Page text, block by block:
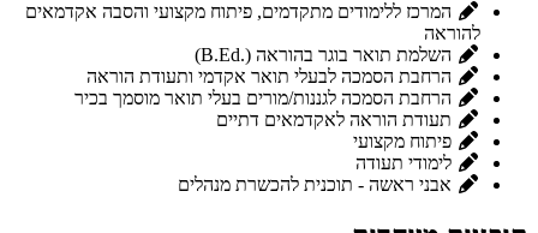
המרכז ללימודים מתקדמים, פיתוח מקצועי והסבה אקדמאים
להוראה
השלמת תואר בוגר בהוראה (.B.Ed)
הרחבת הסמכה לבעלי תואר אקדמי ותעודת הוראה
הרחבת הסמכה לגננות/מורים בעלי תואר מוסמך בכיר
תעודת הוראה לאקדמאים דתיים
פיתוח מקצועי
לימודי תעודה
אבני ראשה - תוכנית להכשרת מנהלים